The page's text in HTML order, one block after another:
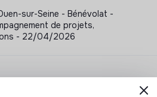
sur-Seine - Bénévolat -
de projets,
- 22/04/2026